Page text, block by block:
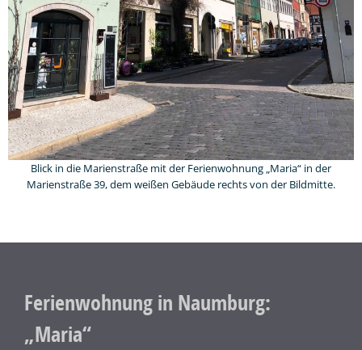
Blick in die Marienstraße mit der Ferienwohnung „Maria“ in der
Marienstraße 39, dem weißen Gebäude rechts von der Bildmitte.
Ferienwohnung in Naumburg:
„Maria“